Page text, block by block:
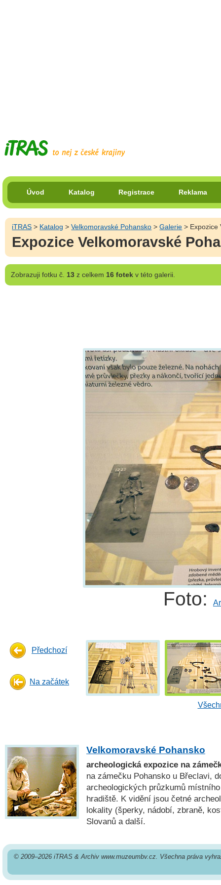
Úvod Katalog Registrace Reklama
iTRAS > Katalog >Velkomoravské Pohansko >Galerie > Expozice
Expozice Velkomoravské
Zobrazujifotku č. 13z celkem 16 fotekv této galerii.
Foto:
Předchozí
Na začátek
Velkomoravské Pohansko
archeologická expozice na
na zámečku Pohansko u Břeclavi,
archeologických průzkumů
hradiště. K vidění jsou četné
lokality (šperky, nádobí, zbraně,
Slovanů a další.
© 2009–2026 iTRAS & Archiv www.muzeumbv.cz. Všechna práva